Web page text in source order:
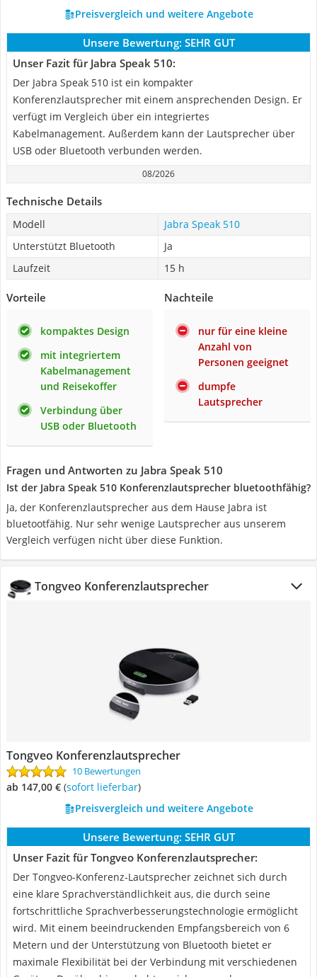
Preisvergleich und weitere Angebote
Unsere Bewertung: SEHR GUT
Unser Fazit für Jabra Speak 510:
Der Jabra Speak 510 ist ein kompakter
Konferenzlautsprecher mit einem ansprechenden Design. Er
verfügt im Vergleich über ein integriertes
Kabelmanagement. Außerdem kann der Lautsprecher über
USB oder Bluetooth verbunden werden.
08/2026
Technische Details
Modell
Jabra Speak 510
Unterstützt Bluetooth
Ja
Laufzeit
15 h
Vorteile
kompaktes Design
mit integriertem
Kabelmanagement
und Reisekoffer
Verbindung über
USB oder Bluetooth
Nachteile
nur für eine kleine
Anzahl von
Personen geeignet
dumpfe
Lautsprecher
Fragen und Antworten zu Jabra Speak 510
Ist der Jabra Speak 510 Konferenzlautsprecher bluetoothfähig?
Ja, der Konferenzlautsprecher aus dem Hause Jabra ist
bluetootfähig. Nur sehr wenige Lautsprecher aus unserem
Vergleich verfügen nicht über diese Funktion.
Tongveo Konferenzlautsprecher
Tongveo Konferenzlautsprecher
10 Bewertungen
ab 147,00 € ( Sofort lieferbar)
Preisvergleich und weitere Angebote
Unsere Bewertung: SEHR GUT
Unser Fazit für Tongveo Konferenzlautsprecher:
Der Tongveo-Konferenz-Lautsprecher zeichnet sich durch
eine klare Sprachverständlichkeit aus, die durch seine
fortschrittliche Sprachverbesserungstechnologie ermöglicht
wird. Mit einem beeindruckenden Empfangsbereich von 6
Metern und der Unterstützung von Bluetooth bietet er
maximale Flexibilität bei der Verbindung mit verschiedenen